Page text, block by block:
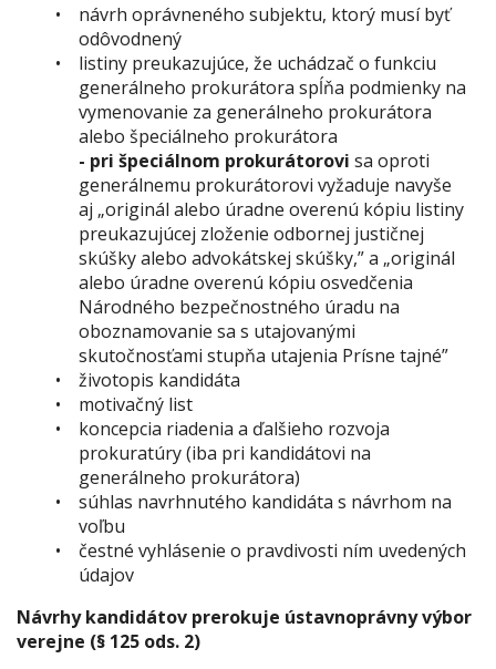
návrh oprávneného subjektu, ktorý musí byť
odôvodnený
listiny preukazujúce, že uchádzač o funkciu
generálneho prokurátora spĺňa podmienky na
vymenovanie za generálneho prokurátora
alebo špeciálneho prokurátora
- pri špeciálnom prokurátorovi sa oproti
generálnemu prokurátorovi vyžaduje navyše
aj „originál alebo úradne overenú kópiu listiny
preukazujúcej zloženie odbornej justičnej
skúšky alebo advokátskej skúšky,” a „originál
alebo úradne overenú kópiu osvedčenia
Národného bezpečnostného úradu na
oboznamovanie sa s utajovanými
skutočnosťami stupňa utajenia Prísne tajné”
životopis kandidáta
motivačný list
koncepcia riadenia a ďalšieho rozvoja
prokuratúry (iba pri kandidátovi na
generálneho prokurátora)
súhlas navrhnutého kandidáta s návrhom na
voľbu
čestné vyhlásenie o pravdivosti ním uvedených
údajov
Návrhy kandidátov prerokuje ústavnoprávny výbor
verejne (§ 125 ods. 2)